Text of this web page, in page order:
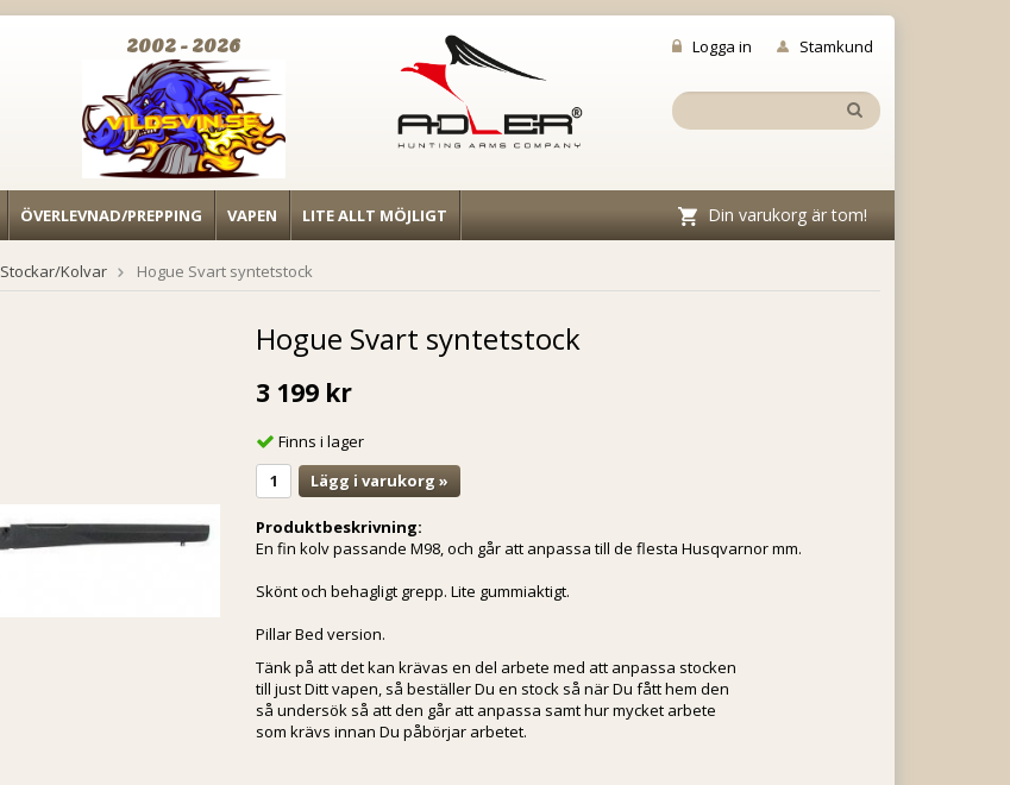
Logga in Stamkund
2002 - 2026
ÖVERLEVNAD/PREPPING VAPEN LITE ALLT MÖJLIGT Din varukorg är tom!
Stockar/Kolvar Hogue Svart syntetstock
Hogue Svart syntetstock
3 199 kr
Finns i lager
Lägg i varukorg »
Produktbeskrivning:
En fin kolv passande M98, och går att anpassa till de flesta Husqvarnor mm.
Skönt och behagligt grepp. Lite gummiaktigt.
Pillar Bed version.
Tänk på att det kan krävas en del arbete med att anpassa stocken
till just Ditt vapen, så beställer Du en stock så när Du fått hem den
så undersök så att den går att anpassa samt hur mycket arbete
som krävs innan Du påbörjar arbetet.